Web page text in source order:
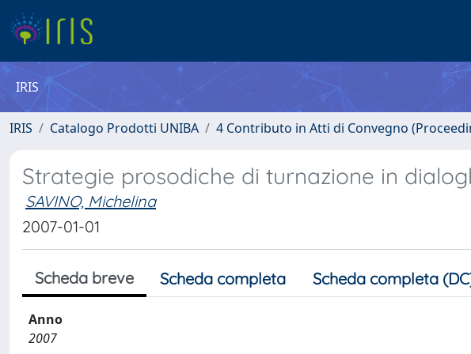
IRIS
IRIS Catalogo Prodotti UNIBA 4 Contributo in Atti di Convegno
Strategie prosodiche di turnazione in
SAVINO, Michelina
2007-01-01
Scheda breve Scheda completa Scheda completa
Anno
2007